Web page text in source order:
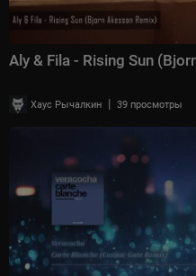
Aly & Fila - Rising Sun
Хаус Рычалкин | 39 просмотры